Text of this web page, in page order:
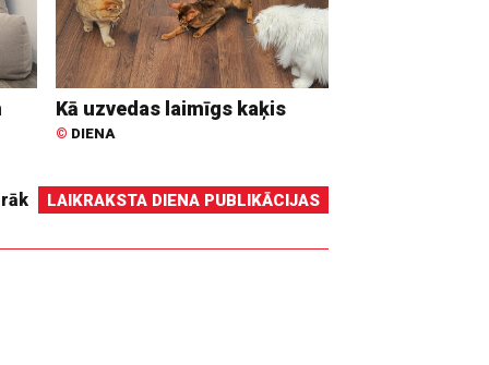
Kā uzvedas laimīgs kaķis
© DIENA
LAIKRAKSTA DIENA PUBLIKĀCIJAS